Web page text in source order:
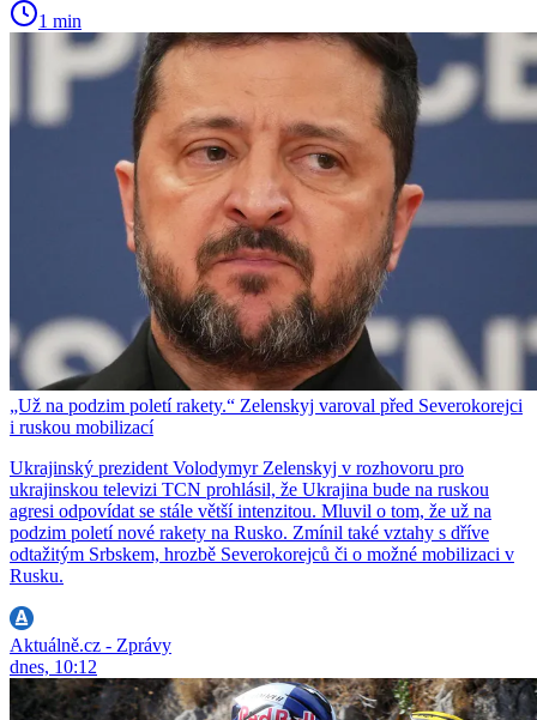
1 min
„Už na podzim poletí rakety.“ Zelenskyj varoval před Severokorejci
i ruskou mobilizací
Ukrajinský prezident Volodymyr Zelenskyj v rozhovoru pro
ukrajinskou televizi TCN prohlásil, že Ukrajina bude na ruskou
agresi odpovídat se stále větší intenzitou. Mluvil o tom, že už na
podzim poletí nové rakety na Rusko. Zmínil také vztahy s dříve
odtažitým Srbskem, hrozbě Severokorejců či o možné mobilizaci v
Rusku.
Aktuálně.cz - Zprávy
dnes, 10:12